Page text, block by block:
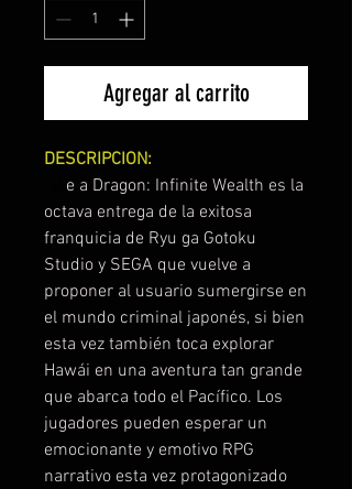
Agregar al carrito
DESCRIPCION:
e a Dragon: Infinite Wealth es la
octava entrega de la exitosa
franquicia de Ryu ga Gotoku
Studio y SEGA que vuelve a
proponer al usuario sumergirse en
el mundo criminal japonés, si bien
esta vez también toca explorar
Hawái en una aventura tan grande
que abarca todo el Pacífico. Los
jugadores pueden esperar un
emocionante y emotivo RPG
narrativo esta vez protagonizado